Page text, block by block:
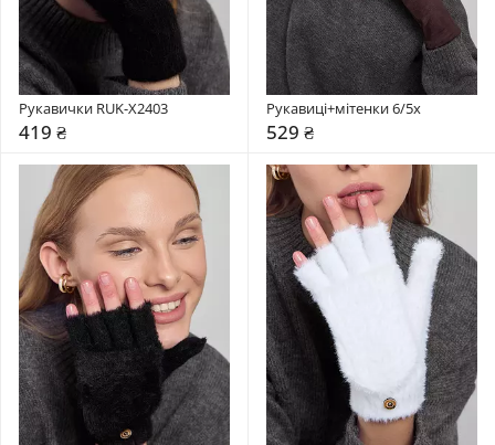
Рукавички RUK-X2403
419 ₴
Рукавиці+мітенки 6/5x
529 ₴